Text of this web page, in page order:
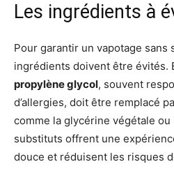
Les ingrédients à
Pour garantir un vapotage sans
ingrédients doivent être évités.
propylène glycol, souvent
d’allergies, doit être remplacé
comme la glycérine végétale ou
substituts offrent une
douce et réduisent les risques